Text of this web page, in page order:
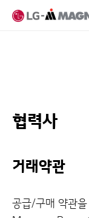
협력사
거래약관
공급/구매 약관